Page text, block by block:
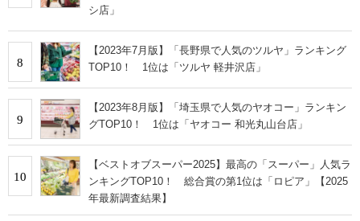
シ店」
8
【2023年7月版】「長野県で人気のツルヤ」ランキング
TOP10！ 1位は「ツルヤ 軽井沢店」
9
【2023年8月版】「埼玉県で人気のヤオコー」ランキン
グTOP10！ 1位は「ヤオコー 和光丸山台店」
10
【ベストオブスーパー2025】最高の「スーパー」人気ラ
ンキングTOP10！ 総合賞の第1位は「ロピア」【2025
年最新調査結果】